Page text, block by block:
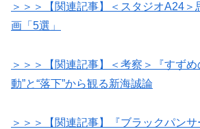
＞＞＞【関連記事】＜スタジオA24＞
画「5選」
＞＞＞【関連記事】＜考察＞『すずめ
動”と“落下”から観る新海誠論
＞＞＞【関連記事】『ブラックパン